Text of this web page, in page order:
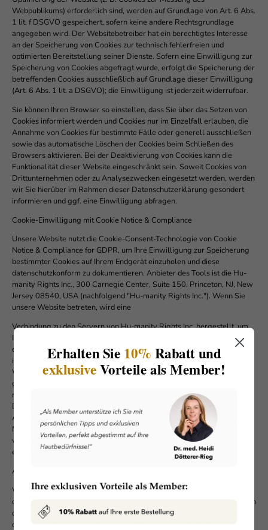
Webpublikums) erforderlich sind, werden auf Grundlage von Art. 6 Abs.
1 lit. f DSGVO gespeichert, sofern keine andere Rechtsgrundlage
angegeben wird. Der Websitebetreiber hat ein berechtigtes Interesse
an der Speicherung von Cookies zur technisch fehlerfreien und
optimierten Bereitstellung seiner Dienste. Sofern eine Einwilligung zur
Speicherung von Cookies abgefragt wurde, erfolgt die Speicherung der
betreffenden Cookies ausschließlich auf Grundlage dieser Einwilligung
(Art. 6 Abs. 1 lit. a DSGVO); die Einwilligung ist jederzeit widerrufbar.
Sie können Ihren Browser so einstellen, dass Sie über das Setzen von
Cookies informiert werden und Cookies nur im Einzelfall erlauben, die
Annahme von Cookies für bestimmte Fälle oder generell ausschließen
sowie das automatische Löschen der Cookies beim Schließen des
Browsers aktivieren. Bei der Deaktivierung von Cookies kann die
Funktionalität dieser Website eingeschränkt sein. Soweit Cookies von
Drittunternehmen oder zu Analysezwecken eingesetzt werden, werden
wir Sie hierüber im Rahmen dieser Datenschutzerklärung gesondert
informieren und ggf. eine Einwilligung abfragen.
Cookie-Einwilligung mit Cookie Notice & Compliance
Unsere Website nutzt die Cookie-Consent-Technologie von Cookie
Notice & Compliance for GDPR, um Ihre Einwilligung zur Speicherung
bestimmter Cookies auf Ihrem Endgerät einzuholen und diese
datenschutzkonform zu dokumentieren. Anbieter des Tools ist die Hu-
manity Rights Inc., 300 Carnegie Center, Suite 150, Princeton, NJ, New
Jersey 08540, USA (nachfolgend "Hu-manity Rights Inc."). Wenn Sie
unsere Website betreten, wird eine
Verbindung zu den Servern von Hu-manity Rights Inc. hergestellt, um
Ihre Einwilligungen und sonstigen Erklärungen zur Cookie-Nutzung
einzuholen. Anschließend speichert Hu-manity Rights Inc. einen Cookie
in Ihrem Browser, um Ihnen die erteilten Einwilligungen bzw. deren
Widerruf zuordnen zu können. Die so erfassten Daten werden
gespeichert, bis Sie uns zur Löschung auffordern, den Cookie von Hu-
manity Rights Inc. selbst löschen oder der Zweck für die
Datenspeicherung entfällt. Zwingende gesetzliche
Aufbewahrungspflichten bleiben unberührt. Der Einsatz von Cookie
Notice & Compliance for GDPR erfolgt, um die gesetzlich
vorgeschriebenen Einwilligungen für den Einsatz von Cookies
einzuholen. Rechtsgrundlage hierfür ist Art. 6 Abs. 1 lit. c DSGVO.
Auftragsverarbeitung
Wir haben einen Vertrag über Auftragsverarbeitung (AVV) mit dem
oben genannten Anbieter geschlossen. Hierbei handelt es sich um einen
datenschutzrechtlich vorgeschriebenen Vertrag, der gewährleistet,
dass dieser die personenbezogenen Daten unserer Websitebesucher
Erhalten Sie 10% Rabatt und
exklusiveVorteile als Member!